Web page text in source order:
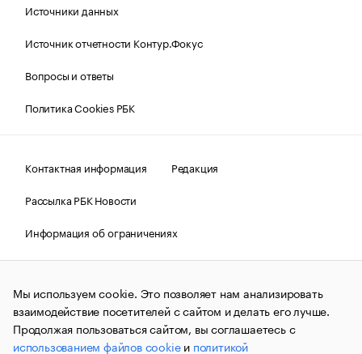
Источники данных
Источник отчетности Контур.Фокус
Вопросы и ответы
Политика Cookies РБК
Контактная информация
Редакция
Рассылка РБК Новости
Информация об ограничениях
Правовая информация
О соблюдении авторских прав
© АО «РОСБИЗНЕСКОНСАЛТИНГ»,1995–2026.Сообщения
и материалы информационного агентства «РБК»
(зарегистрировано Федеральной службой по надзору в сфере
связи, информационных технологий и массовых
коммуникаций (Роскомнадзор) 09.12.2015 за номером ИА
Мы используем cookie. Это позволяет нам анализировать
взаимодействие посетителей с сайтом и делать его лучше.
Продолжая пользоваться сайтом, вы соглашаетесь с
использованием файлов cookieи политикой